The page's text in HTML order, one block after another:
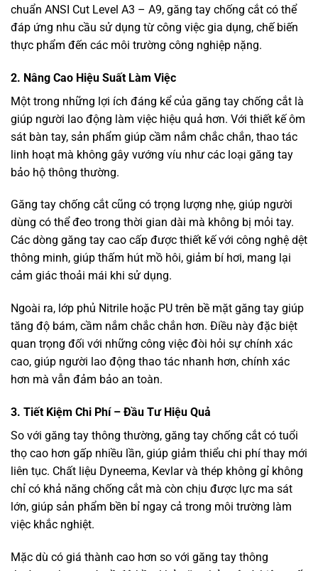
chuẩn ANSI Cut Level A3 – A9, găng tay chống cắt có thể
đáp ứng nhu cầu sử dụng từ công việc gia dụng, chế biến
thực phẩm đến các môi trường công nghiệp nặng.
2. Nâng Cao Hiệu Suất Làm Việc
Một trong những lợi ích đáng kể của găng tay chống cắt là
giúp người lao động làm việc hiệu quả hơn. Với thiết kế ôm
sát bàn tay, sản phẩm giúp cầm nắm chắc chắn, thao tác
linh hoạt mà không gây vướng víu như các loại găng tay
bảo hộ thông thường.
Găng tay chống cắt cũng có trọng lượng nhẹ, giúp người
dùng có thể đeo trong thời gian dài mà không bị mỏi tay.
Các dòng găng tay cao cấp được thiết kế với công nghệ dệt
thông minh, giúp thấm hút mồ hôi, giảm bí hơi, mang lại
cảm giác thoải mái khi sử dụng.
Ngoài ra, lớp phủ Nitrile hoặc PU trên bề mặt găng tay giúp
tăng độ bám, cầm nắm chắc chắn hơn. Điều này đặc biệt
quan trọng đối với những công việc đòi hỏi sự chính xác
cao, giúp người lao động thao tác nhanh hơn, chính xác
hơn mà vẫn đảm bảo an toàn.
3. Tiết Kiệm Chi Phí – Đầu Tư Hiệu Quả
So với găng tay thông thường, găng tay chống cắt có tuổi
thọ cao hơn gấp nhiều lần, giúp giảm thiểu chi phí thay mới
liên tục. Chất liệu Dyneema, Kevlar và thép không gỉ không
chỉ có khả năng chống cắt mà còn chịu được lực ma sát
lớn, giúp sản phẩm bền bỉ ngay cả trong môi trường làm
việc khắc nghiệt.
Mặc dù có giá thành cao hơn so với găng tay thông